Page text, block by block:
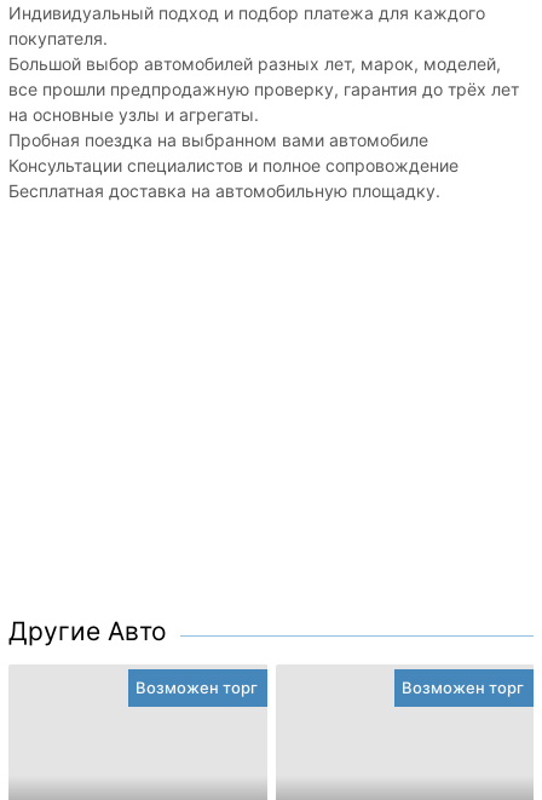
Индивидуальный подход и подбор платежа для каждого
покупателя.
Большой выбор автомобилей разных лет, марок, моделей,
все прошли предпродажную проверку, гарантия до трёх лет
на основные узлы и агрегаты.
Пробная поездка на выбранном вами автомобиле
Консультации специалистов и полное сопровождение
Бесплатная доставка на автомобильную площадку.
Другие Авто
Возможен торг Возможен торг